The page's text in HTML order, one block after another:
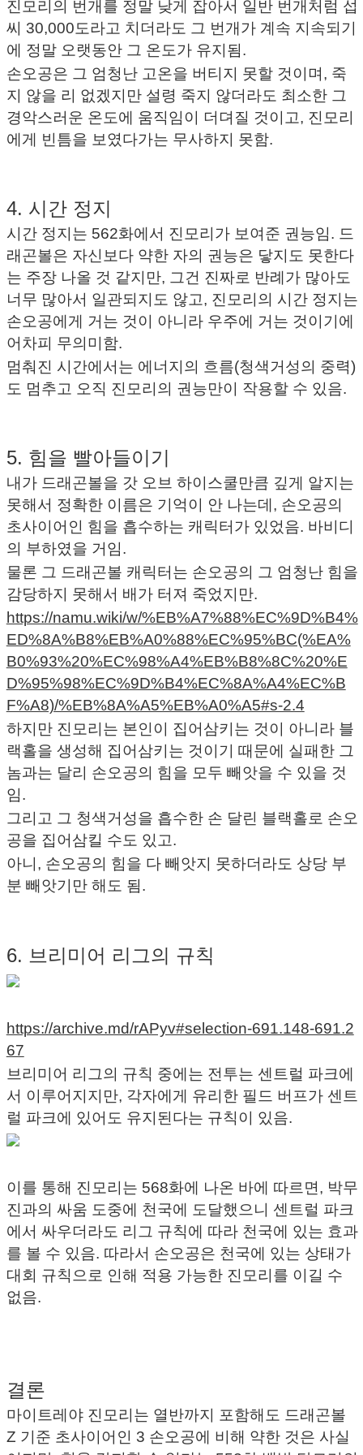
진모리의 번개를 정말 낮게 잡아서 일반 번개처럼 섭
씨 30,000도라고 치더라도 그 번개가 계속 지속되기
에 정말 오랫동안 그 온도가 유지됨.
손오공은 그 엄청난 고온을 버티지 못할 것이며, 죽
지 않을 리 없겠지만 설령 죽지 않더라도 최소한 그
경악스러운 온도에 움직임이 더뎌질 것이고, 진모리
에게 빈틈을 보였다가는 무사하지 못함.
4. 시간 정지
시간 정지는 562화에서 진모리가 보여준 권능임. 드
래곤볼은 자신보다 약한 자의 권능은 닿지도 못한다
는 주장 나올 것 같지만, 그건 진짜로 반례가 많아도
너무 많아서 일관되지도 않고, 진모리의 시간 정지는
손오공에게 거는 것이 아니라 우주에 거는 것이기에
어차피 무의미함.
멈춰진 시간에서는 에너지의 흐름(청색거성의 중력)
도 멈추고 오직 진모리의 권능만이 작용할 수 있음.
5. 힘을 빨아들이기
내가 드래곤볼을 갓 오브 하이스쿨만큼 깊게 알지는
못해서 정확한 이름은 기억이 안 나는데, 손오공의
초사이어인 힘을 흡수하는 캐릭터가 있었음. 바비디
의 부하였을 거임.
물론 그 드래곤볼 캐릭터는 손오공의 그 엄청난 힘을
감당하지 못해서 배가 터져 죽었지만.
https://namu.wiki/w/%EB%A7%88%EC%9D%B4%
ED%8A%B8%EB%A0%88%EC%95%BC(%EA%
B0%93%20%EC%98%A4%EB%B8%8C%20%E
D%95%98%EC%9D%B4%EC%8A%A4%EC%B
F%A8)/%EB%8A%A5%EB%A0%A5#s-2.4
하지만 진모리는 본인이 집어삼키는 것이 아니라 블
랙홀을 생성해 집어삼키는 것이기 때문에 실패한 그
놈과는 달리 손오공의 힘을 모두 빼앗을 수 있을 것
임.
그리고 그 청색거성을 흡수한 손 달린 블랙홀로 손오
공을 집어삼킬 수도 있고.
아니, 손오공의 힘을 다 빼앗지 못하더라도 상당 부
분 빼앗기만 해도 됨.
6. 브리미어 리그의 규칙
https://archive.md/rAPyv#selection-691.148-691.2
67
브리미어 리그의 규칙 중에는 전투는 센트럴 파크에
서 이루어지지만, 각자에게 유리한 필드 버프가 센트
럴 파크에 있어도 유지된다는 규칙이 있음.
이를 통해 진모리는 568화에 나온 바에 따르면, 박무
진과의 싸움 도중에 천국에 도달했으니 센트럴 파크
에서 싸우더라도 리그 규칙에 따라 천국에 있는 효과
를 볼 수 있음. 따라서 손오공은 천국에 있는 상태가
대회 규칙으로 인해 적용 가능한 진모리를 이길 수
없음.
결론
마이트레야 진모리는 열반까지 포함해도 드래곤볼
Z 기준 초사이어인 3 손오공에 비해 약한 것은 사실